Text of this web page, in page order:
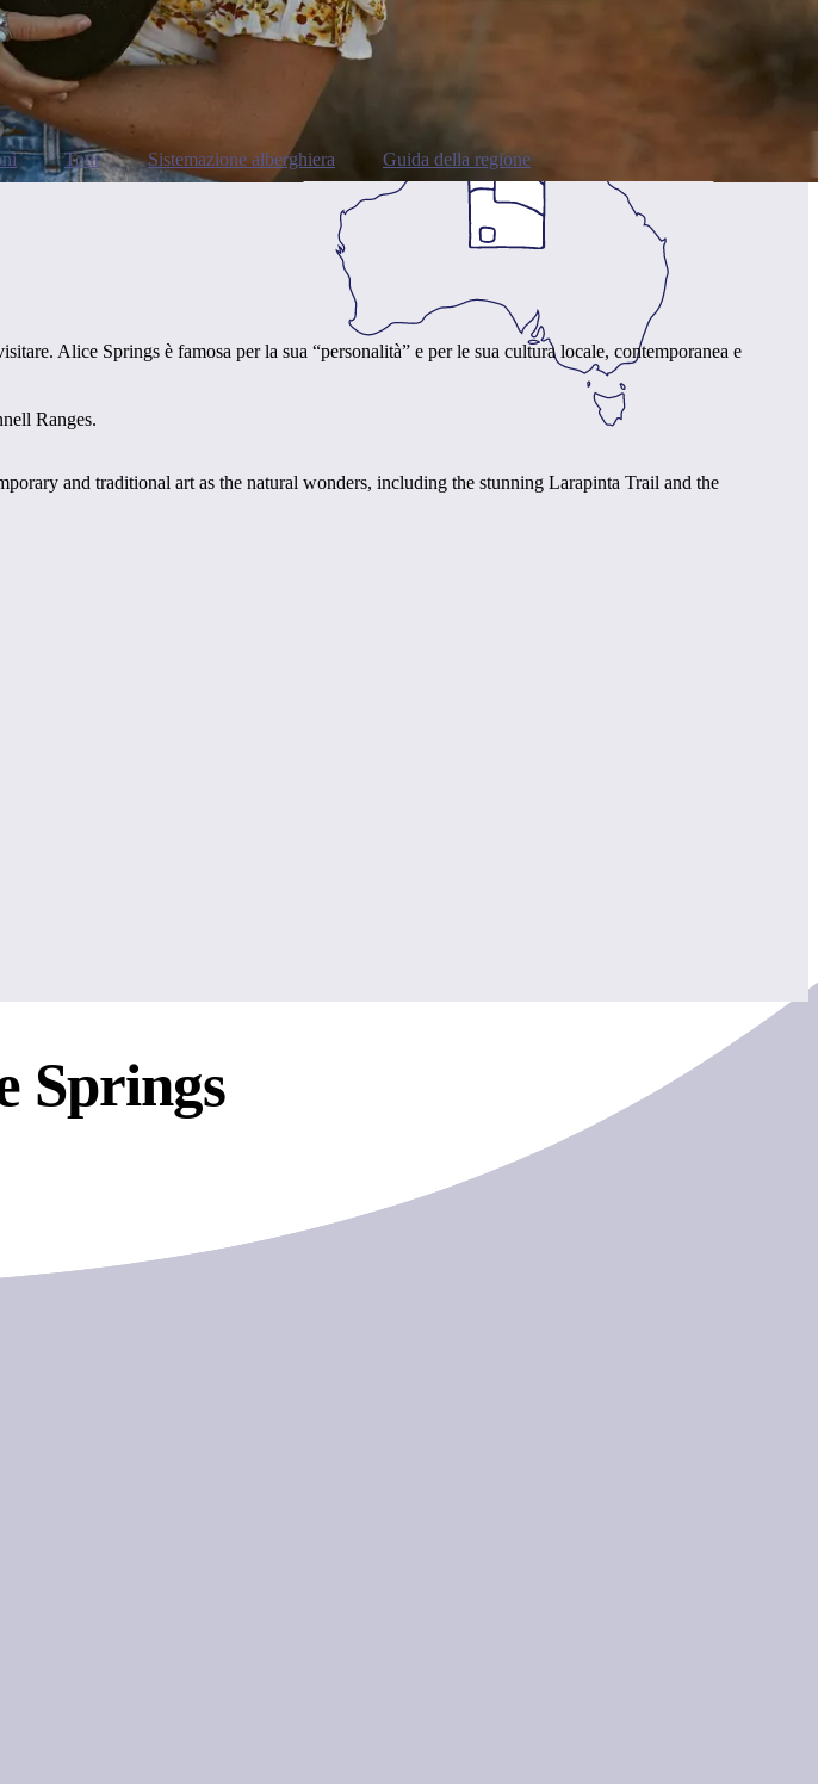
Tour Sistemazione alberghiera Guida della regione
Alice Springs è famosa per la sua “personalità” e per le sua cultura locale, contemporanea e
Ranges.
and traditional art as the natural wonders, including the stunning Larapinta Trail and the
Springs